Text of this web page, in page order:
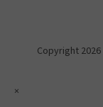
Copyright 2026
×